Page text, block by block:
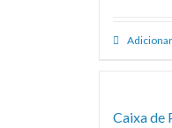
Adicionar
Caixa de